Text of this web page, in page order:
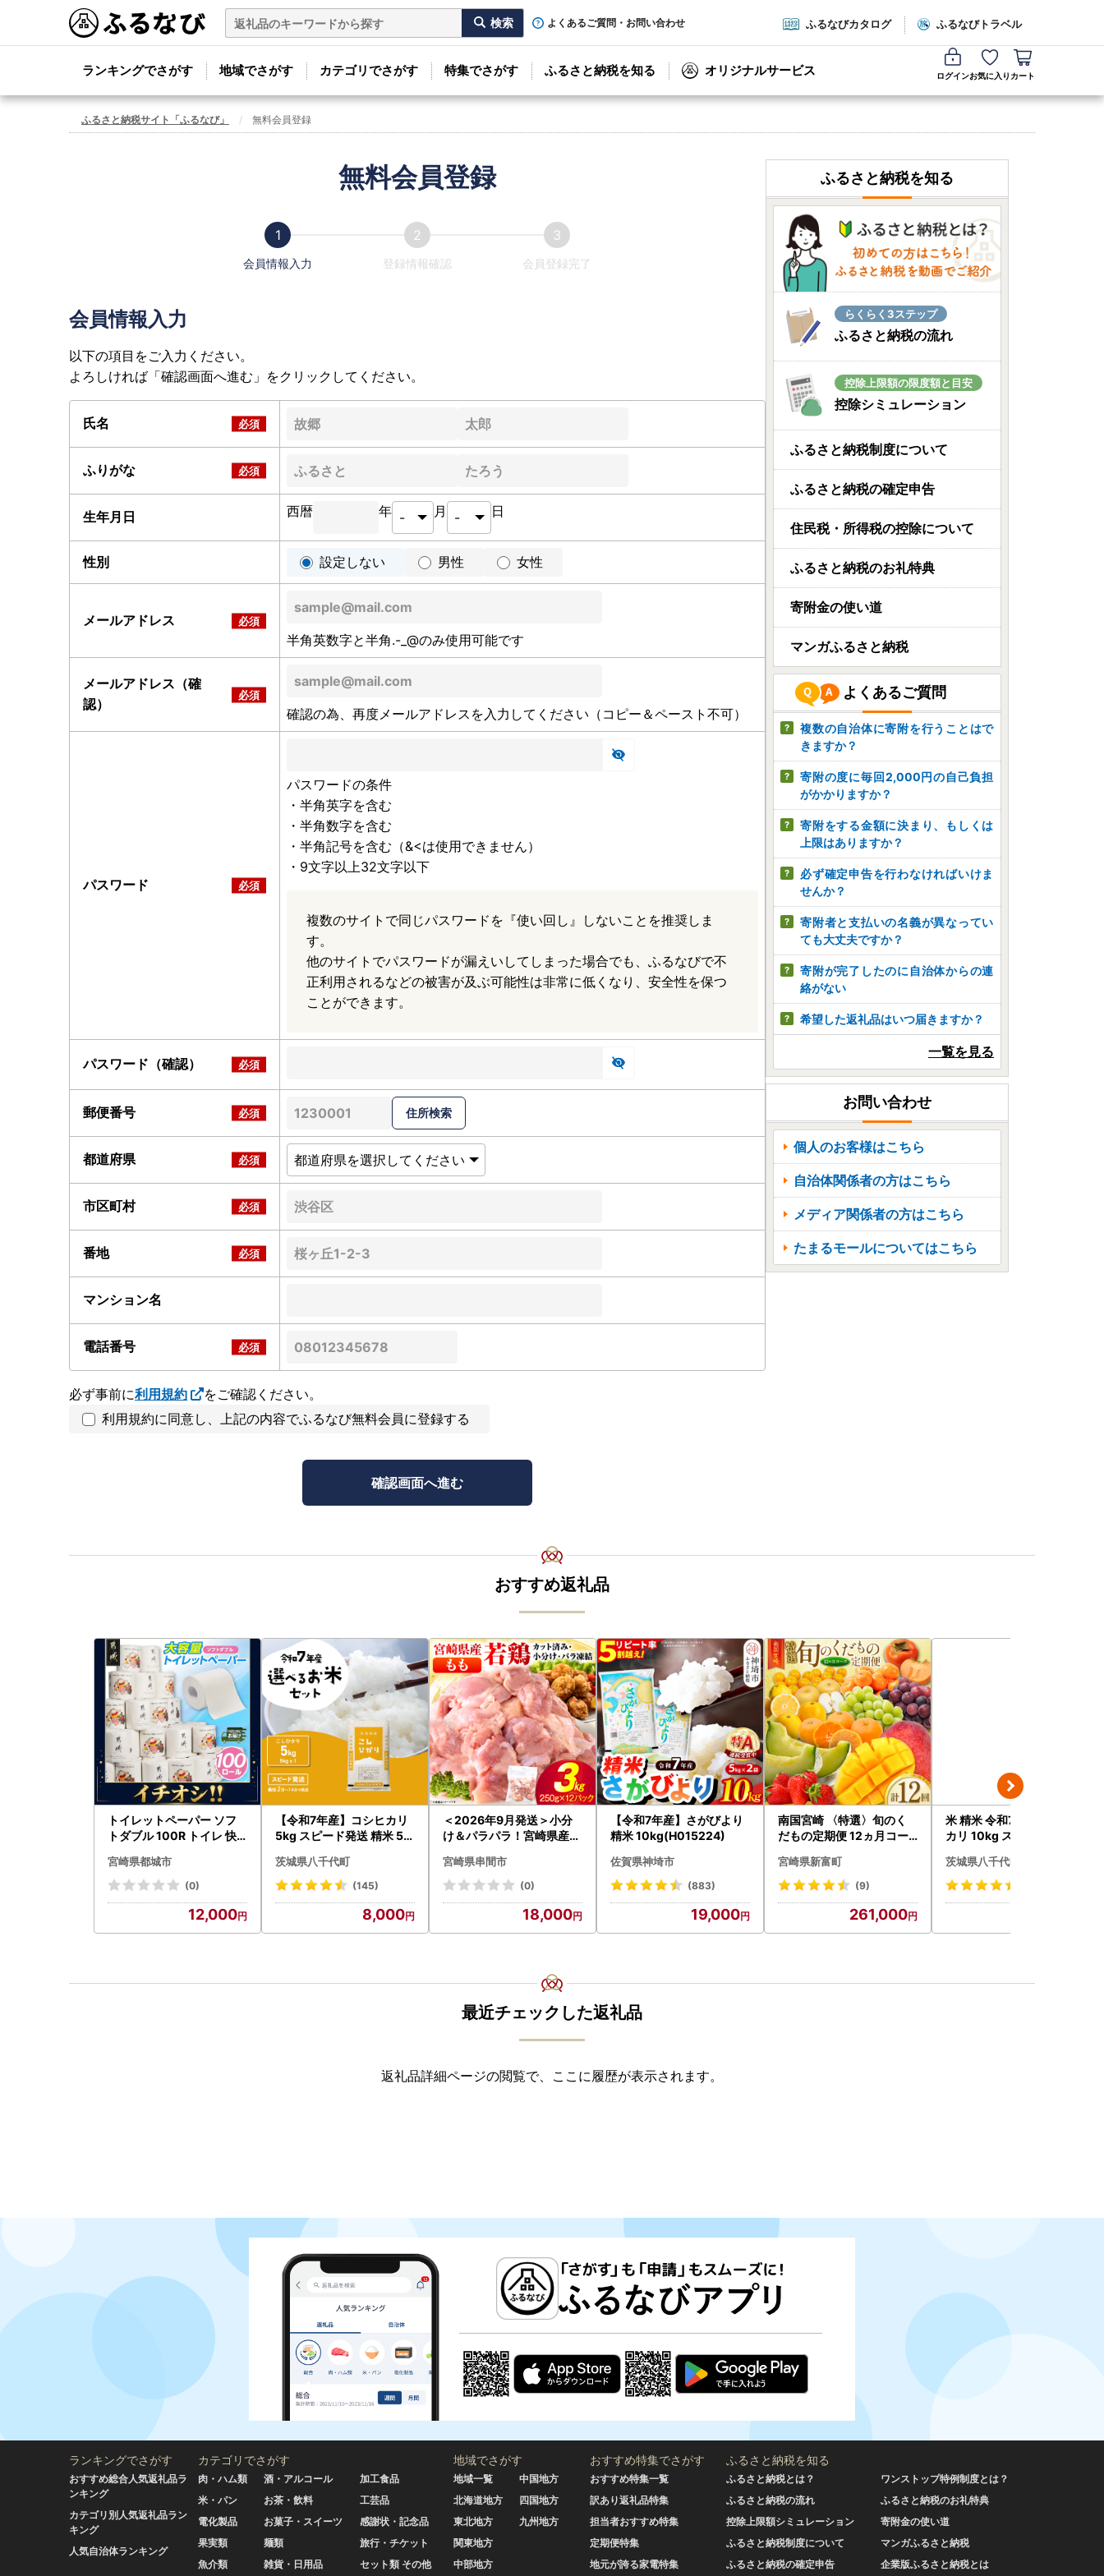
よくあるご質問・お問い合わせ ふるなびカタログ ふるなびトラベル
ランキングでさがす 地域でさがす カテゴリでさがす 特集でさがす ふるさと納税を知る オリジナルサービス ログインお気に入り カート
ふるさと納税サイト「ふるなび」 無料会員登録
無料会員登録
会員情報入力 登録情報確認 会員登録完了
会員情報入力
以下の項目をご入力ください。
よろしければ「確認画面へ進む」をクリックしてください。
氏名
ふりがな
生年月日 西暦 年 月 日
性別 設定しない 男性 女性
メールアドレス
半角英数字と半角.-_@のみ使用可能です
メールアドレス（確
認）
確認の為、再度メールアドレスを入力してください（コピー＆ペースト不可）
パスワード
パスワードの条件
・半角英字を含む
・半角数字を含む
・半角記号を含む（&<は使用できません）
・9文字以上32文字以下
複数のサイトで同じパスワードを『使い回し』しないことを推奨しま
す。
他のサイトでパスワードが漏えいしてしまった場合でも、ふるなびで不
正利用されるなどの被害が及ぶ可能性は非常に低くなり、安全性を保つ
ことができます。
パスワード（確認）
郵便番号
都道府県
市区町村
番地
マンション名
電話番号
必ず事前に利用規約
をご確認ください。
利用規約に同意し、上記の内容でふるなび無料会員に登録する
ふるさと納税を知る
らくらく3ステップ
ふるさと納税の流れ
控除上限額の限度額と目安
控除シミュレーション
ふるさと納税制度について
ふるさと納税の確定申告
住民税・所得税の控除について
ふるさと納税のお礼特典
寄附金の使い道
マンガふるさと納税
よくあるご質問
複数の自治体に寄附を行うことはで
きますか？
寄附の度に毎回2,000円の自己負担
がかかりますか？
寄附をする金額に決まり、もしくは
上限はありますか？
必ず確定申告を行わなければいけま
せんか？
寄附者と支払いの名義が異なってい
ても大丈夫ですか？
寄附が完了したのに自治体からの連
絡がない
希望した返礼品はいつ届きますか？
一覧を見る
お問い合わせ
個人のお客様はこちら
自治体関係者の方はこちら
メディア関係者の方はこちら
たまるモールについてはこちら
おすすめ返礼品
トイレットペーパー ソフ
トダブル 100R トイレ 快
宮崎県都城市
(0)
12,000
【令和7年産】コシヒカリ
5kg スピード発送 精米 5k
町
茨城県八千代町
(145)
8,000
＜2026年9月発送＞小分
け＆パラパラ！宮崎県産鶏
-009-2609
宮崎県串間市
(0)
18,000
【令和7年産】さがびより
精米 10kg(H015224)
佐賀県神埼市
(883)
19,000
南国宮崎 〈特選〉旬のく
だもの定期便 12ヵ月コー
宮崎県新富町
(9)
261,000
米 精米 令和7年産 コシヒ
カリ 10kg スピード発送
茨城県八千代町
最近チェックした返礼品
返礼品詳細ページの閲覧で、ここに履歴が表示されます。
ランキングでさがす
おすすめ総合人気返礼品ラ
ンキング
カテゴリ別人気返礼品ラン
キング
人気自治体ランキング
カテゴリでさがす
肉・ハム類
米・パン
電化製品
果実類
魚介類
酒・アルコール
お茶・飲料
お菓子・スイーツ
麺類
雑貨・日用品
加工食品
工芸品
感謝状・記念品
旅行・チケット
セット類 その他
地域でさがす
地域一覧
北海道地方
東北地方
関東地方
中部地方
中国地方
四国地方
九州地方
おすすめ特集でさがす
おすすめ特集一覧
訳あり返礼品特集
担当者おすすめ特集
定期便特集
地元が誇る家電特集
ふるさと納税を知る
ふるさと納税とは？
ふるさと納税の流れ
控除上限額シミュレーション
ふるさと納税制度について
ふるさと納税の確定申告
ワンストップ特例制度とは？
ふるさと納税のお礼特典
寄附金の使い道
マンガふるさと納税
企業版ふるさと納税とは